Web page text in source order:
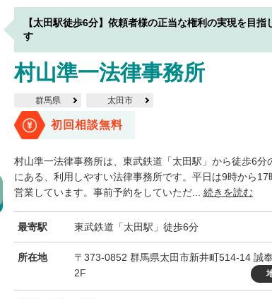
【太田駅徒歩6分】依頼者様の正当な権利の実現を目指
す
村山準一法律事務所
群馬県 太田市
初回相談無料
村山準一法律事務所は、東武鉄道「太田駅」から徒歩6分
にある、利用しやすい法律事務所です。平日は9時から17
営業しています。事前予約をしていただ... 続きを読む
最寄駅 東武鉄道「太田駅」徒歩6分
所在地
〒373-0852 群馬県太田市新井町514-14 誠
2F